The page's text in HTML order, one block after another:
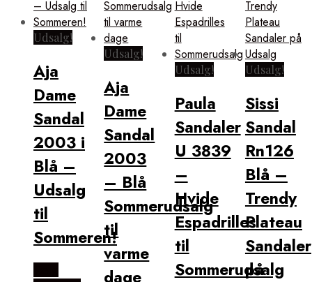
Udsalg!
Aja
Dame
Sandal
2003 i
Blå –
Udsalg
til
Sommeren!
Udsalg!
Aja
Dame
Sandal
2003
– Blå
Sommerudsalg
til
varme
dage
Udsalg!
Paula
Sandaler
U 3839
–
Hvide
Espadrilles
til
Sommerudsalg
Udsalg!
Sissi
Sandal
Rn126
Blå –
Trendy
Plateau
Sandaler
på